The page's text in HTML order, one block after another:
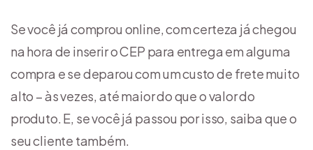
Se você já comprou online, com certeza já chegou
na hora de inserir o CEP para entrega em alguma
compra e se deparou com um custo de frete muito
alto – às vezes, até maior do que o valor do
produto. E, se você já passou por isso, saiba que o
seu cliente também.